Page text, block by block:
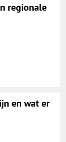
regionale
en wat er